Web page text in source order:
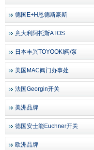
德国E+H恩德斯豪斯
意大利阿托斯ATOS
日本丰兴TOYOOKI阀/泵
美国MAC阀门办事处
法国Georgin开关
美洲品牌
德国安士能Euchner开关
欧洲品牌